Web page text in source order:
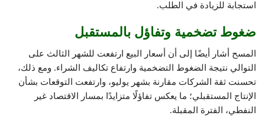
استجابة للزيادة في الطلب.
ضغوط تضخمية وتفاؤل بالمستقبل
المسح أشار أيضًا إلى أن أسعار البيع ارتفعت للشهر الثالث على
التوالي نتيجة الضغوط التضخمية وارتفاع تكاليف الشراء. ومع ذلك،
تحسنت ثقة الشركات مقارنة بشهر يوليو، وارتفعت التوقعات بشأن
الإنتاج المستقبلي؛ ما يعكس تفاؤلًا متزايدًا بمسار الاقتصاد غير
النفطي، الفترة المقبلة.